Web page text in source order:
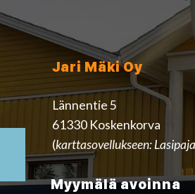
Jari Mäki Oy
Lännentie 5
61330 Koskenkorva
(karttasovellukseen:
Myymälä avoinna